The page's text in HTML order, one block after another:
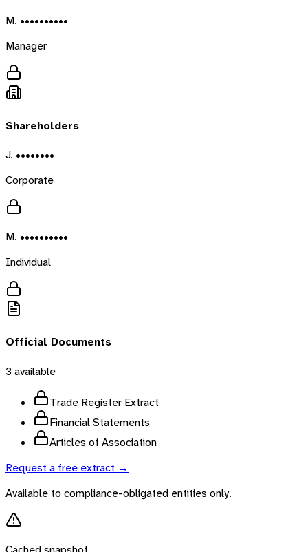
M. ••••••••••
Manager
Shareholders
J. ••••••••
Corporate
M. ••••••••••
Individual
Official Documents
3 available
Trade Register Extract
Financial Statements
Articles of Association
Request a free extract →
Available to compliance-obligated entities only.